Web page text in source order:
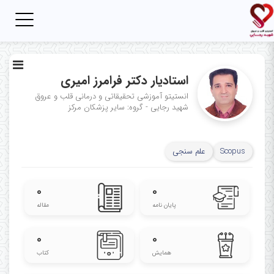
استادیار دکتر فرامرز امیری
انستیتو آموزشی تحقیقاتی و درمانی قلب و عروق
شهید رجایی - گروه: سایر پزشکان مرکز
Scopus علم سنجی
۰
پایان نامه
۰
مقاله
۰
همایش
۰
کتاب